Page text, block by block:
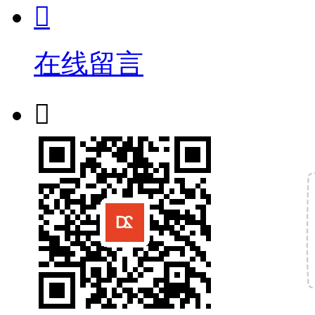

在线留言
